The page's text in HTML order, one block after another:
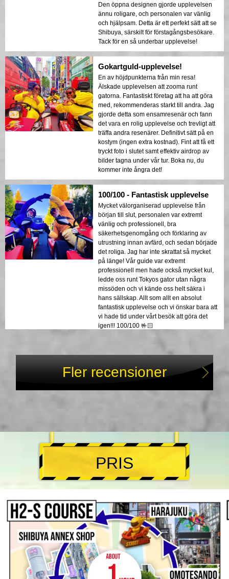
Den öppna designen gjorde upplevelsen
ännu roligare, och personalen var vänlig
och hjälpsam. Detta är ett perfekt sätt att se
Shibuya, särskilt för förstagångsbesökare.
Tack för en så underbar upplevelse!
Gokartguld-upplevelse!
En av höjdpunkterna från min resa!
Älskade upplevelsen att zooma runt
gatorna. Fantastiskt företag att ha att göra
med, rekommenderas starkt till andra. Jag
gjorde detta som ensamresenär och fann
det vara en rolig upplevelse och trevligt att
träffa andra resenärer. Definitivt sätt på en
kostym (ingen extra kostnad). Fint att få ett
tryckt foto i slutet samt effektiv airdrop av
bilder tagna under vår tur. Boka nu, du
kommer inte ångra det!
100/100 - Fantastisk upplevelse
Mycket välorganiserad upplevelse från
början till slut, personalen var extremt
vänlig och professionell, bra
säkerhetsgenomgång och förklaring av
utrustning innan avfärd, och sedan började
det roliga. Jag har inte skrattat så mycket
på länge! Vår guide var extremt
professionell men hade också mycket kul,
ledde oss runt Tokyos gator utan några
missöden och vi kände oss helt säkra i
hans sällskap. Allt som allt en absolut
fantastisk upplevelse och vi önskar bara att
vi hade tid under vårt besök att göra det
igen!!! 100/100 🤟🏻
Fler recensioner
PRIS